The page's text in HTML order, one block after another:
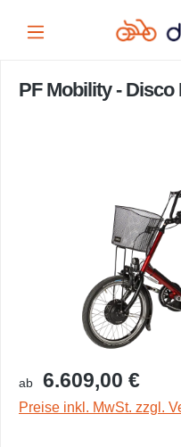
PF Mobility - Disco
ab 6.609,00 €
Preise inkl. MwSt. zzgl.